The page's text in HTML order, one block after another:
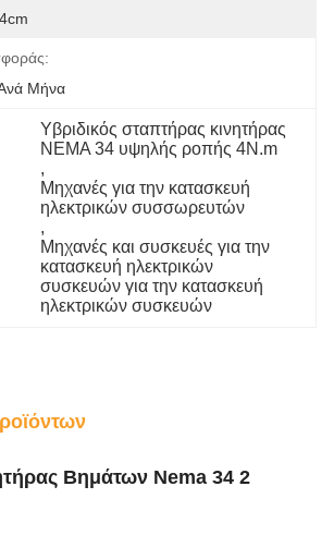
Μήνα
Υβριδικός σταπτήρας κινητήρας
NEMA 34 υψηλής ροπής 4N.m
,
Μηχανές για την κατασκευή
ηλεκτρικών συσσωρευτών
,
Μηχανές και συσκευές για την
κατασκευή ηλεκτρικών
συσκευών για την κατασκευή
ηλεκτρικών συσκευών
Βημάτων Nema 34 2